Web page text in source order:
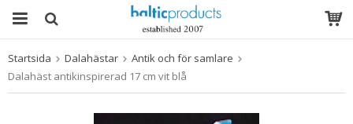
Produkten har blivit tillagd i varukorgen
Startsida Dalahästar
Antik och för samlare
Dalahäst antikinspirerad 17 cm vit blå